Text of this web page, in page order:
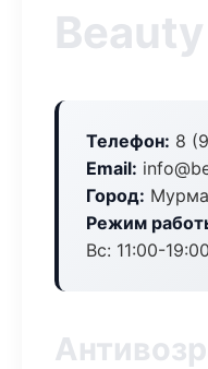
Телефон: 8
Email:
Город:
Режим
Вс: 11:00-19:00